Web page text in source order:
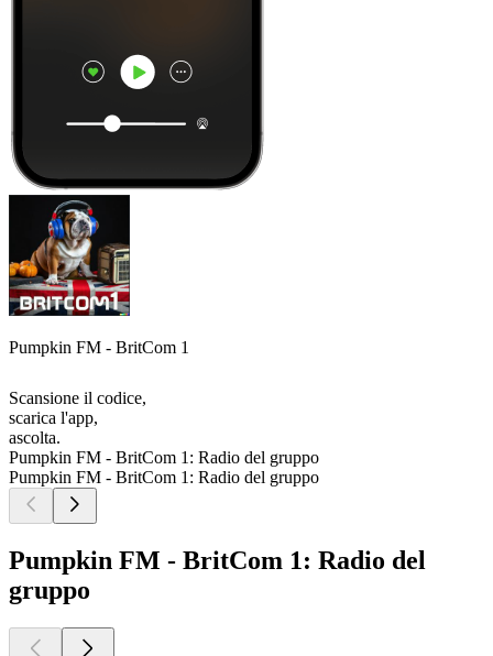
Pumpkin FM - BritCom 1
Scansione il codice,
scarica l'app,
ascolta.
Pumpkin FM - BritCom 1: Radio del gruppo
Pumpkin FM - BritCom 1: Radio del gruppo
Pumpkin FM - BritCom 1: Radio del
gruppo